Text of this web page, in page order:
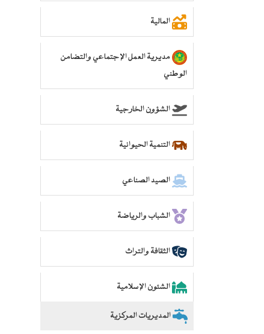
المالية
مديرية العمل الإجتماعي والتضامن
الوطني
الشؤون الخارجية
التنمية الحيوانية
الصيد الصناعي
الشباب والرياضة
الثقافة والتراث
الشئون الإسلامية
المديريات المركزية